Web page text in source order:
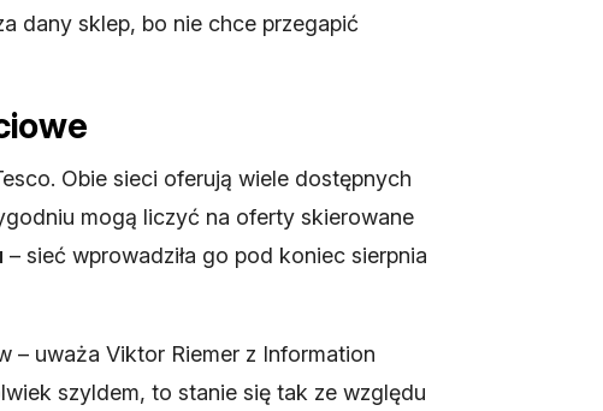
dany sklep, bo nie chce przegapić
Obie sieci oferują wiele dostępnych
mogą liczyć na oferty skierowane
– sieć wprowadziła go pod koniec sierpnia
– uważa Viktor Riemer z Information
szyldem, to stanie się tak ze względu